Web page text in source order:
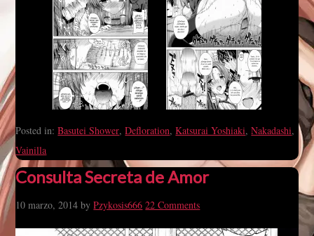
Posted in:Basutei Shower,Defloration,Katsurai Yoshiaki,Nakadashi,
Vainilla
Consulta Secreta de Amor
10 marzo, 2014 byPzykosis666 22 Comments